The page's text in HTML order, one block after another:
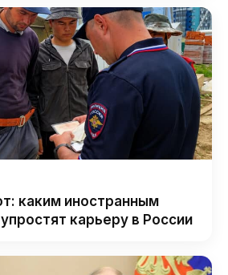
каким иностранным
карьеру в России